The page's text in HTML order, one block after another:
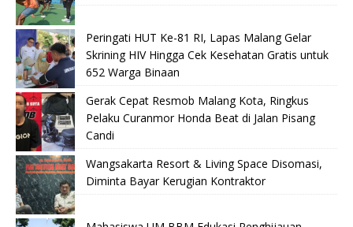
Peringati HUT Ke-81 RI, Lapas Malang Gelar
Skrining HIV Hingga Cek Kesehatan Gratis untuk
652 Warga Binaan
Gerak Cepat Resmob Malang Kota, Ringkus
Pelaku Curanmor Honda Beat di Jalan Pisang
Candi
Wangsakarta Resort & Living Space Disomasi,
Diminta Bayar Kerugian Kontraktor